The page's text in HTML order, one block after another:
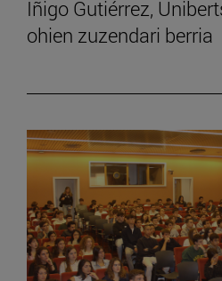
Íñigo Gutiérrez,
ohien zuzendari berria